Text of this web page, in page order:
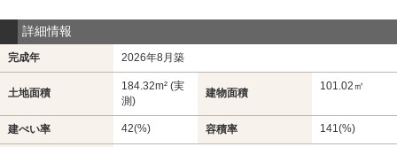
詳細情報
完成年 2026年8月築
土地面積
184.32m² (実
測)
建物面積
101.02㎡
建ぺい率 42(%) 容積率 141(%)